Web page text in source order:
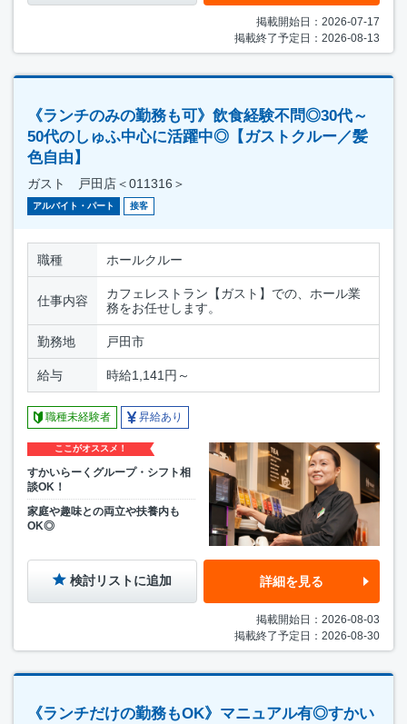
掲載開始日：2026-07-17
掲載終了予定日：2026-08-13
《ランチのみの勤務も可》飲食経験不問◎30代～
50代のしゅふ中心に活躍中◎【ガストクルー／髪
色自由】
ガスト 戸田店＜011316＞
アルバイト・パート 接客
職種 ホールクルー
仕事内容
カフェレストラン【ガスト】での、ホール業
務をお任せします。
勤務地 戸田市
給与 時給1,141円～
職種未経験者 昇給あり
ここがオススメ！
すかいらーくグループ・シフト相
談OK！
家庭や趣味との両立や扶養内も
OK◎
検討リストに追加 詳細を見る
掲載開始日：2026-08-03
掲載終了予定日：2026-08-30
《ランチだけの勤務もOK》マニュアル有◎すかい